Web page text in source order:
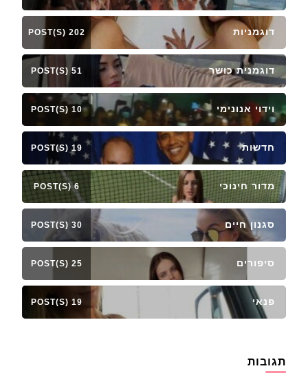
דוגמניות 202 POST(S)
דוגמנית כושר 51 POST(S)
וידוי אנונימי 10 POST(S)
חדשות 19 POST(S)
מדור חינוכי 6 POST(S)
סגנון חיים 30 POST(S)
סיפורים 25 POST(S)
פנאי 19 POST(S)
תגובות